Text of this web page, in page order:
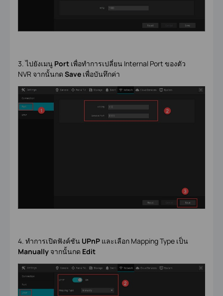
3. ไปยังเมนู Port เพื่อทำการเปลี่ยน Internal Port ของตัว
NVR จากนั้นกด Saveเพื่อบันทึกค่า
4. ทำการเปิดฟังค์ชัน UPnPและเลือก Mapping Type เป็น
Manuallyจากนั้นกด Edit